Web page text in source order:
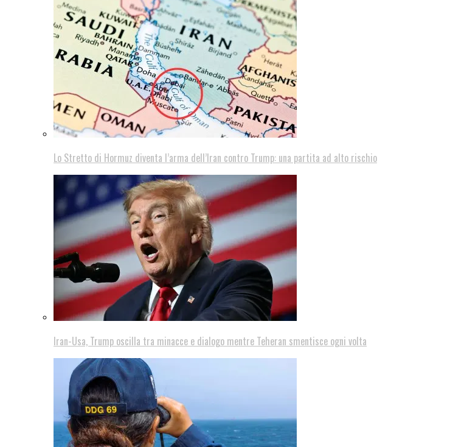
Lo Stretto di Hormuz diventa l’arma dell’Iran contro Trump: una partita ad alto rischio
Iran-Usa, Trump oscilla tra minacce e dialogo mentre Teheran smentisce ogni volta